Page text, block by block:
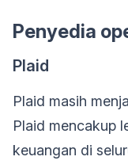
Penyedia
Plaid
Plaid masih
Plaid mencakup
keuangan di